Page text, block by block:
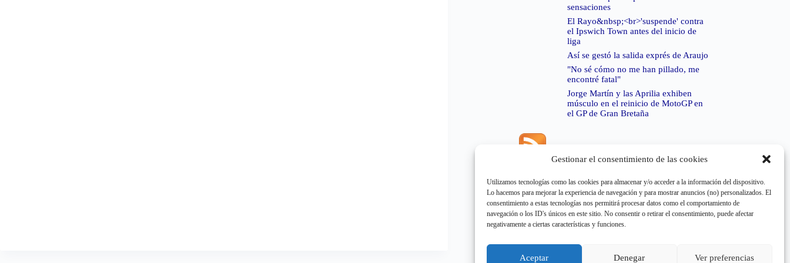
Gestionar el consentimiento de las cookies
Utilizamos tecnologías como las cookies para almacenar y/o acceder a la información del dispositivo.
Lo hacemos para mejorar la experiencia de navegación y para mostrar anuncios (no) personalizados. El
consentimiento a estas tecnologías nos permitirá procesar datos como el comportamiento de
navegación o los ID's únicos en este sitio. No consentir o retirar el consentimiento, puede afectar
negativamente a ciertas características y funciones.
Aceptar Denegar Ver preferencias
sensaciones
El Rayo&nbsp;<br>'suspende' contra
el Ipswich Town antes del inicio de
liga
Así se gestó la salida exprés de Araujo
"No sé cómo no me han pillado, me
encontré fatal"
Jorge Martín y las Aprilia exhiben
músculo en el reinicio de MotoGP en
el GP de Gran Bretaña
Error de RSS:Retrieved unsupported status code
"404"